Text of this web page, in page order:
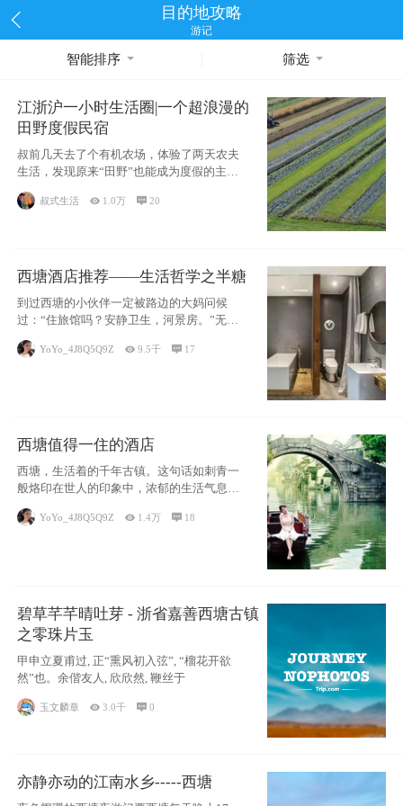
目的地攻略
游记
智能排序 筛选
江浙沪一小时生活圈|一个超浪漫的
田野度假民宿
叔前几天去了个有机农场，体验了两天农夫
生活，发现原来“田野”也能成为度假的主旋
律。江
叔式生活  1.0万 20
西塘酒店推荐——生活哲学之半糖
到过西塘的小伙伴一定被路边的大妈问候
过：“住旅馆吗？安静卫生，河景房。”无意
YoYo_4J8Q5Q9Z 9.5千  17
西塘值得一住的酒店
西塘，生活着的千年古镇。这句话如刺青一
般烙印在世人的印象中，浓郁的生活气息，
小桥流水
YoYo_4J8Q5Q9Z  1.4万  18
碧草芊芊晴吐芽 - 浙省嘉善西塘古镇
之零珠片玉
甲申立夏甫过, 正“熏风初入弦”, “榴花开欲
然”也。余偕友人, 欣欣然, 鞭丝于
玉文麟章  3.0千 0
亦静亦动的江南水乡-----西塘